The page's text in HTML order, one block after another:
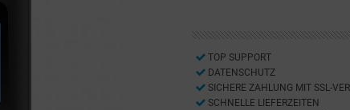
TOP SUPPORT
DATENSCHUTZ
SICHERE ZAHLUNG MIT SSL-
SCHNELLE LIEFERZEITEN